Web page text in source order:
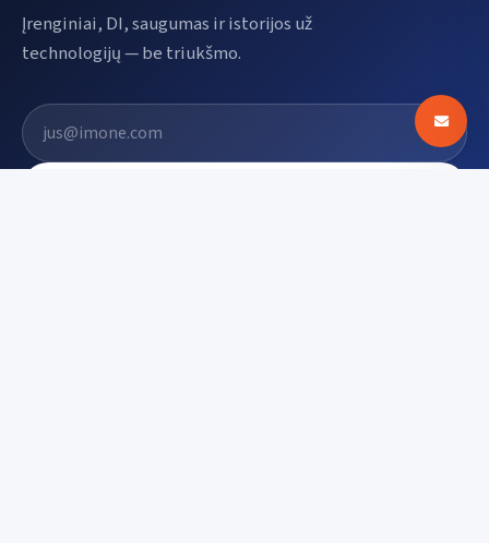
Įrenginiai, DI, saugumas ir istorijos už
technologijų — be triukšmo.
El. pašto adresas